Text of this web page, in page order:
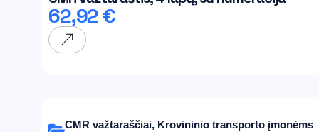
62,92€
CMR važtaraščiai, Krovininio transporto įmonėms